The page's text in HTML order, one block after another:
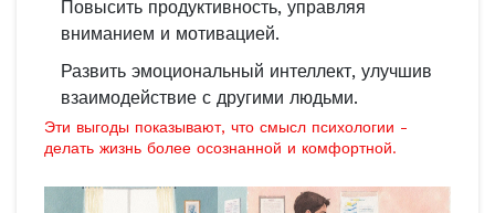
Повысить продуктивность, управляя
вниманием и мотивацией.
Развить эмоциональный интеллект, улучшив
взаимодействие с другими людьми.
Эти выгоды показывают, что смысл психологии -
делать жизнь более осознанной и комфортной.